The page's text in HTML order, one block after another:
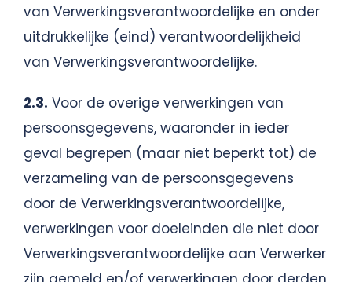
van Verwerkingsverantwoordelijke en onder
uitdrukkelijke (eind) verantwoordelijkheid
van Verwerkingsverantwoordelijke.
2.3. Voor de overige verwerkingen van
persoonsgegevens, waaronder in ieder
geval begrepen (maar niet beperkt tot) de
verzameling van de persoonsgegevens
door de Verwerkingsverantwoordelijke,
verwerkingen voor doeleinden die niet door
Verwerkingsverantwoordelijke aan Verwerker